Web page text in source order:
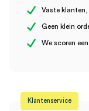
Volume
delig, Leur
Vaste
Geen klein
We scoren
Klantenservice